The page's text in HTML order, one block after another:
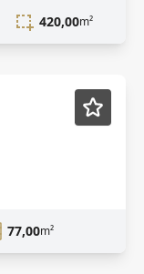
420,00m²
Mobiliado
77,00m²